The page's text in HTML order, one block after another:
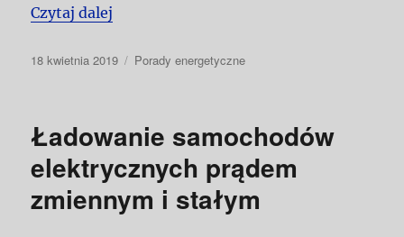
Czytaj dalej
Data
18 kwietnia 2019 Kategorie
Porady energetyczne
Ładowanie samochodów
elektrycznych prądem
zmiennym i stałym